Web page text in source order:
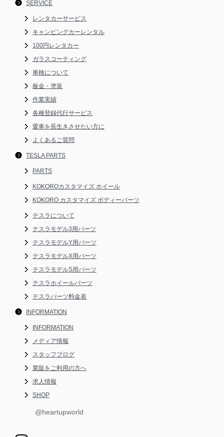
SERVICE
レンタカーサービス
キャンピングカーレンタル
100円レンタカー
ガラスコーティング
車検について
板金・塗装
作業実績
各種登録代行サービス
愛車を長生きさせたい方に
よくあるご質問
TESLA PARTS
PARTS
KOKOROカスタマイズ ホイール
KOKORO カスタマイズ ボディーパーツ
テスラについて
テスラモデル3用パーツ
テスラモデルY用パーツ
テスラモデルX用パーツ
テスラモデルS用パーツ
テスラホイールパーツ
テスラパーツ料金表
INFORMATION
INFORMATION
メディア情報
スタッフブログ
業販をご利用の方へ
求人情報
SHOP
@heartupworld